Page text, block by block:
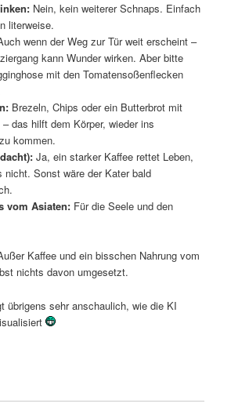
Nein, kein weiterer Schnaps. Einfach
literweise.
wenn der Weg zur Tür weit erscheint –
kann Wunder wirken. Aber bitte
mit den Tomatensoßenflecken
Brezeln, Chips oder ein Butterbrot mit
das hilft dem Körper, wieder ins
kommen.
Ja, ein starker Kaffee rettet Leben,
nicht. Sonst wäre der Kater bald
vom Asiaten:Für die Seele und den
Kaffee und ein bisschen Nahrung vom
nichts davon umgesetzt.
übrigens sehr anschaulich, wie die KI